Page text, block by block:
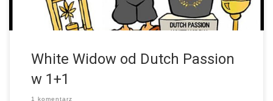
White Widow od Dutch Passion
w 1+1
1 komentarz